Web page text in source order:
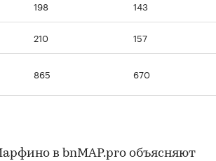
198 143
210 157
865 670
в bnMAP.pro объясняют